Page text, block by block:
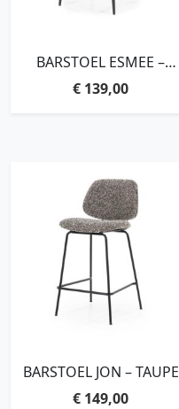
BARSTOEL ESMEE –
ANTRACIET MELLOW
€ 139,00
BARSTOEL JON – TAUPE
MAYWOOD
€ 149,00